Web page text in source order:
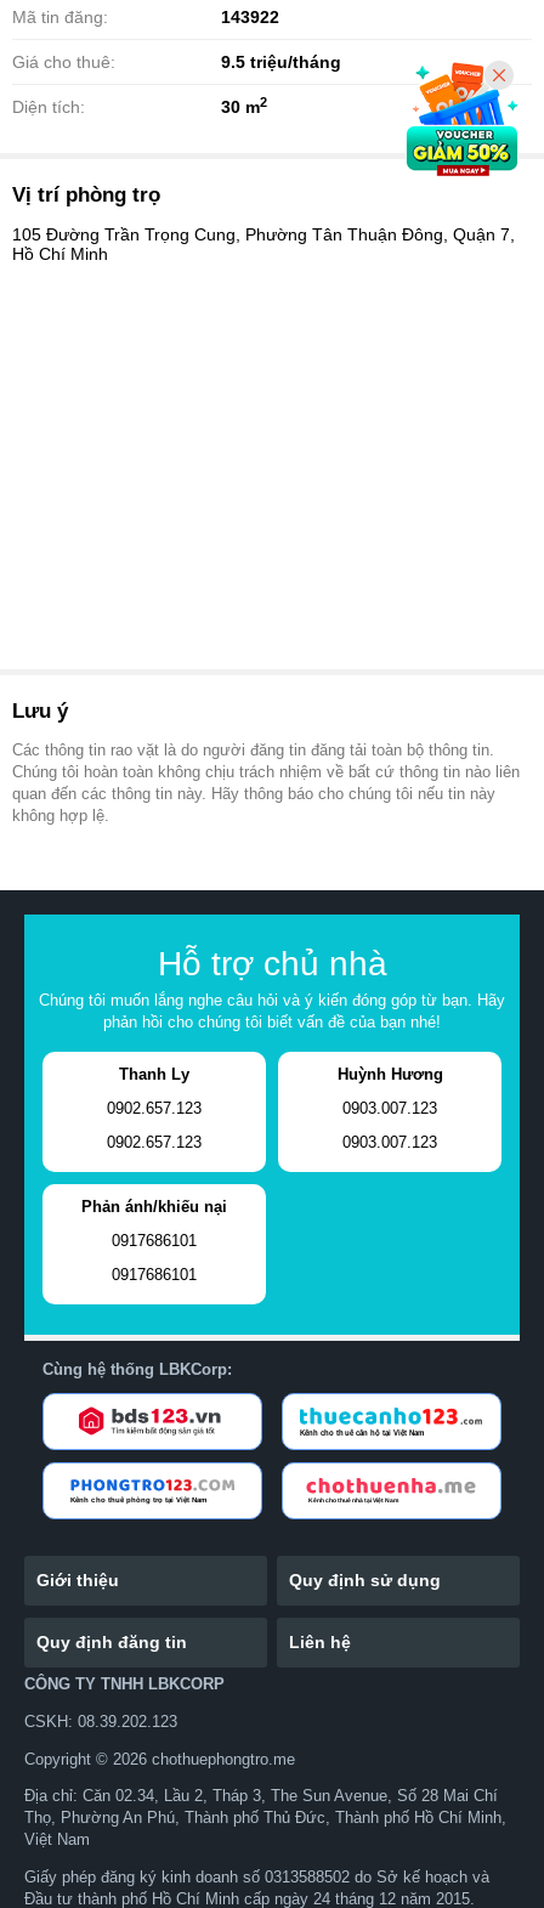
Mã tin đăng: 143922
Giá cho thuê: 9.5 triệu/tháng
Diện tích: 30 m2
Vị trí phòng trọ
105 Đường Trần Trọng Cung, Phường Tân Thuận Đông, Quận 7,
Hồ Chí Minh
Lưu ý
Các thông tin rao vặt là do người đăng tin đăng tải toàn bộ thông tin.
Chúng tôi hoàn toàn không chịu trách nhiệm về bất cứ thông tin nào liên
quan đến các thông tin này. Hãy thông báo cho chúng tôi nếu tin này
không hợp lệ.
Hỗ trợ chủ nhà
Chúng tôi muốn lắng nghe câu hỏi và ý kiến đóng góp từ bạn. Hãy
phản hồi cho chúng tôi biết vấn đề của bạn nhé!
Thanh Ly
0902.657.123
0902.657.123
Huỳnh Hương
0903.007.123
0903.007.123
Phản ánh/khiếu nại
0917686101
0917686101
Cùng hệ thống LBKCorp:
Giới thiệu Quy định sử dụng
Quy định đăng tin Liên hệ
CÔNG TY TNHH LBKCORP
CSKH: 08.39.202.123
Copyright © 2026 chothuephongtro.me
Địa chỉ: Căn 02.34, Lầu 2, Tháp 3, The Sun Avenue, Số 28 Mai Chí
Thọ, Phường An Phú, Thành phố Thủ Đức, Thành phố Hồ Chí Minh,
Việt Nam
Giấy phép đăng ký kinh doanh số 0313588502 do Sở kế hoạch và
Đầu tư thành phố Hồ Chí Minh cấp ngày 24 tháng 12 năm 2015.